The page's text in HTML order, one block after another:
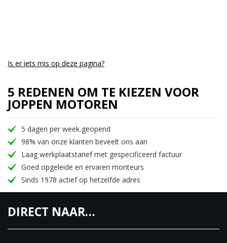
wegen.
Een nieuw digi-analoog instrumentenpaneel biedt
de perfecte mix van traditie en technologie. Het
biedt nauwkeurige informatie en heeft
tegelijkertijd de tijdloze esthetiek van de Bullet 350
behouden.
Nieuw chassis
Een vernieuwd chassis, dat de vorm heeft van een
vertrouwen en een stabielere rijervaring, elke keer
weer.
Is er iets mis op deze pagina?
5 REDENEN OM TE KIEZEN VOOR
JOPPEN MOTOREN
5 dagen per week geopend
98% van onze klanten beveelt ons aan
Laag werkplaatstarief met gespecificeerd factuur
Goed opgeleide en ervaren monteurs
Sinds 1978 actief op hetzelfde adres
DIRECT NAAR…